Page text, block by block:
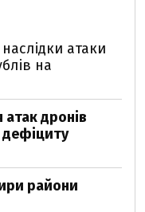
атаки
на
дронів
райони